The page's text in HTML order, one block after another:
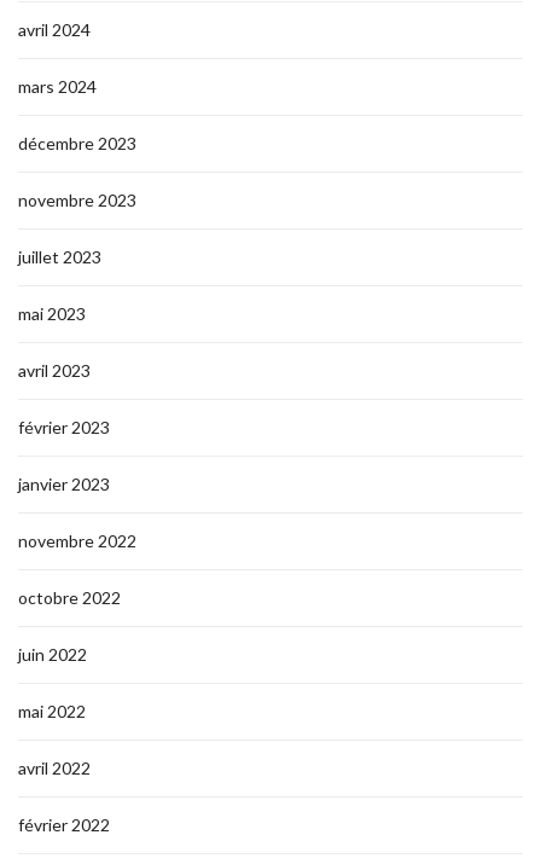
avril 2024
mars 2024
décembre 2023
novembre 2023
juillet 2023
mai 2023
avril 2023
février 2023
janvier 2023
novembre 2022
octobre 2022
juin 2022
mai 2022
avril 2022
février 2022